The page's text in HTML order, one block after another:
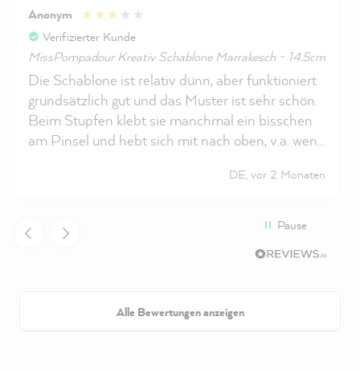
Anonym
Verifizierter Kunde
MissPompadour Kreativ Schablone Marrakesch - 14.5cm
Die Schablone ist relativ dünn, aber funktioniert
grundsätzlich gut und das Muster ist sehr schön.
Beim Stupfen klebt sie manchmal ein bisschen
am Pinsel und hebt sich mit nach oben, v.a. wenn
Reinigen funktioniert dann nicht mehr, da der
Ich denke, man kann sie aber trotz Lack noch
weiterhin gut nutzen.
DE, vor 2 Monaten
Pause
Alle Bewertungen anzeigen